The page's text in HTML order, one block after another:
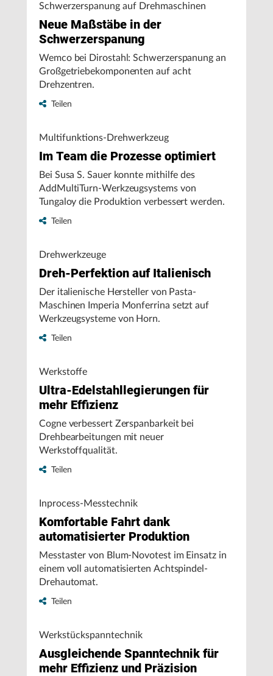
Schwerzerspanung auf Drehmaschinen
Neue Maßstäbe in der
Schwerzerspanung
Wemco bei Dirostahl: Schwerzerspanung an
Großgetriebekomponenten auf acht
Drehzentren.
Teilen
Multifunktions-Drehwerkzeug
Im Team die Prozesse optimiert
Bei Susa S. Sauer konnte mithilfe des
AddMultiTurn-Werkzeugsystems von
Tungaloy die Produktion verbessert werden.
Teilen
Drehwerkzeuge
Dreh-Perfektion auf Italienisch
Der italienische Hersteller von Pasta-
Maschinen Imperia Monferrina setzt auf
Werkzeugsysteme von Horn.
Teilen
Werkstoffe
Ultra-Edelstahllegierungen für
mehr Effizienz
Cogne verbessert Zerspanbarkeit bei
Drehbearbeitungen mit neuer
Werkstoffqualität.
Teilen
Inprocess-Messtechnik
Komfortable Fahrt dank
automatisierter Produktion
Messtaster von Blum-Novotest im Einsatz in
einem voll automatisierten Achtspindel-
Drehautomat.
Teilen
Werkstückspanntechnik
Ausgleichende Spanntechnik für
mehr Effizienz und Präzision